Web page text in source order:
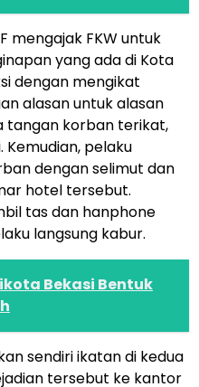
mengajak FKW untuk
yang ada di Kota
dengan mengikat
alasan untuk alasan
tangan korban terikat,
pelaku
dengan selimut dan
hotel tersebut.
tas dan hanphone
langsung kabur.
Bekasi Bentuk
sendiri ikatan di kedua
tersebut ke kantor